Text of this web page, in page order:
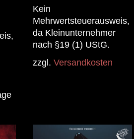
Kein
Mehrwertsteuerausweis,
da Kleinunternehmer
nach §19 (1) UStG.
zzgl.Versandkosten